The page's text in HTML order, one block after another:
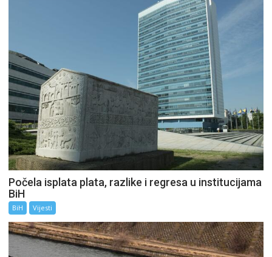
Počela isplata plata, razlike i regresa u institucijama
BiH
BiH Vijesti